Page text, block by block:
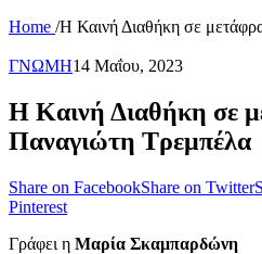
Home /Η Καινή Διαθήκη σε
ΓΝΩΜΗ14 Μαΐου, 2023
Η Καινή Διαθήκη σε
Παναγιώτη Τρεμπέλα
Share on FacebookShare on Twitter
Pinterest
Γράφει η Μαρία Σκαμπαρδώνη